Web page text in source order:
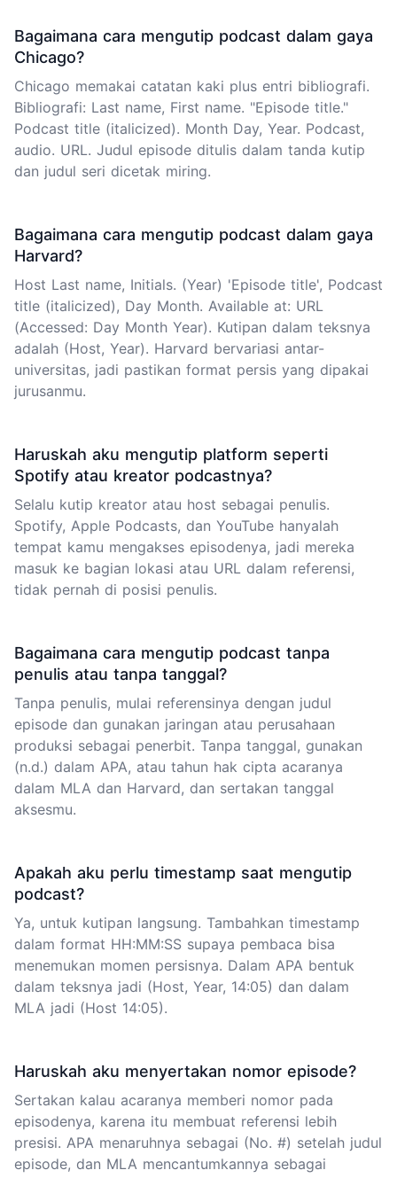
Bagaimana cara mengutip podcast dalam gaya
Chicago?
Chicago memakai catatan kaki plus entri bibliografi.
Bibliografi: Last name, First name. "Episode title."
Podcast title (italicized). Month Day, Year. Podcast,
audio. URL. Judul episode ditulis dalam tanda kutip
dan judul seri dicetak miring.
Bagaimana cara mengutip podcast dalam gaya
Harvard?
Host Last name, Initials. (Year) 'Episode title', Podcast
title (italicized), Day Month. Available at: URL
(Accessed: Day Month Year). Kutipan dalam teksnya
adalah (Host, Year). Harvard bervariasi antar-
universitas, jadi pastikan format persis yang dipakai
jurusanmu.
Haruskah aku mengutip platform seperti
Spotify atau kreator podcastnya?
Selalu kutip kreator atau host sebagai penulis.
Spotify, Apple Podcasts, dan YouTube hanyalah
tempat kamu mengakses episodenya, jadi mereka
masuk ke bagian lokasi atau URL dalam referensi,
tidak pernah di posisi penulis.
Bagaimana cara mengutip podcast tanpa
penulis atau tanpa tanggal?
Tanpa penulis, mulai referensinya dengan judul
episode dan gunakan jaringan atau perusahaan
produksi sebagai penerbit. Tanpa tanggal, gunakan
(n.d.) dalam APA, atau tahun hak cipta acaranya
dalam MLA dan Harvard, dan sertakan tanggal
aksesmu.
Apakah aku perlu timestamp saat mengutip
podcast?
Ya, untuk kutipan langsung. Tambahkan timestamp
dalam format HH:MM:SS supaya pembaca bisa
menemukan momen persisnya. Dalam APA bentuk
dalam teksnya jadi (Host, Year, 14:05) dan dalam
MLA jadi (Host 14:05).
Haruskah aku menyertakan nomor episode?
Sertakan kalau acaranya memberi nomor pada
episodenya, karena itu membuat referensi lebih
presisi. APA menaruhnya sebagai (No. #) setelah judul
episode, dan MLA mencantumkannya sebagai